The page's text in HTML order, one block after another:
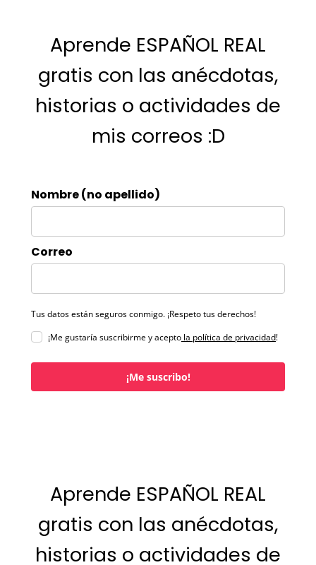
Aprende ESPAÑOL REAL
gratis con las anécdotas,
historias o actividades de
mis correos :D
Nombre (no apellido)
Correo
Tus datos están seguros conmigo. ¡Respeto tus derechos!
¡Me gustaría suscribirme y acepto la política de privacidad!
¡Me suscribo!
Aprende ESPAÑOL REAL
gratis con las anécdotas,
historias o actividades de